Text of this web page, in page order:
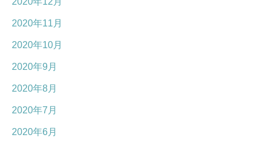
2020年11月
2020年10月
2020年9月
2020年8月
2020年7月
2020年6月